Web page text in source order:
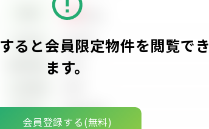
ると会員限定物件を閲覧でき
ます。
会員登録する(無料)
00
坪単価
00万円
建物面積
00坪
築年月
00年00月